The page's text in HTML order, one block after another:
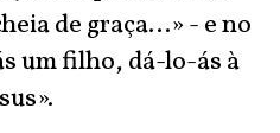
de graça…» - e no
um filho, dá-lo-ás à